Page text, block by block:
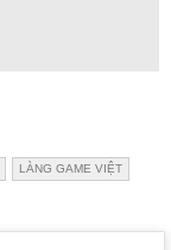
LÀNG GAME VIỆT